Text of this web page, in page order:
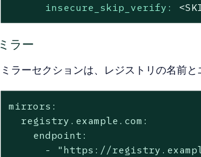
insecure_skip_verify:
ミラー
ミラーセクションは、レジストリの名前
mirrors:
  registry.example.com:
    endpoint:
- "https://